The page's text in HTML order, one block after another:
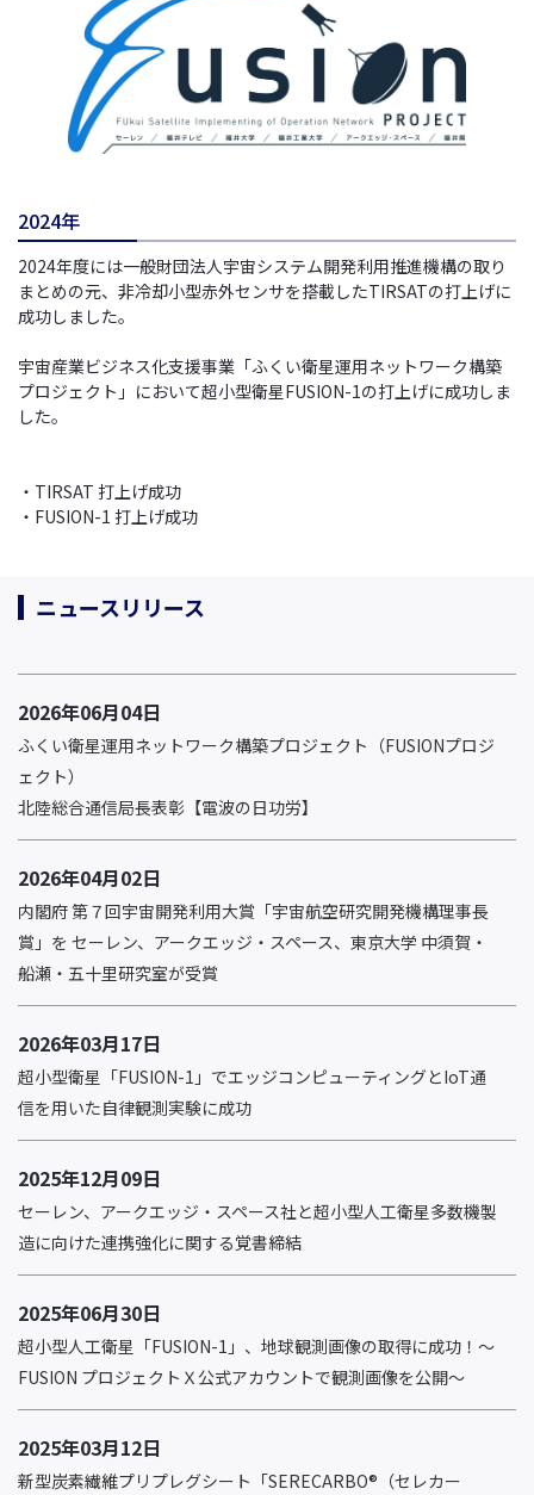
2024年
2024年度には一般財団法人宇宙システム開発利用推進機構の取り
まとめの元、非冷却小型赤外センサを搭載したTIRSATの打上げに
成功しました。
宇宙産業ビジネス化支援事業「ふくい衛星運用ネットワーク構築
プロジェクト」において超小型衛星FUSION-1の打上げに成功しま
した。
・TIRSAT 打上げ成功
・FUSION-1 打上げ成功
ニュースリリース
2026年06月04日
ふくい衛星運用ネットワーク構築プロジェクト（FUSIONプロジ
ェクト）
北陸総合通信局長表彰【電波の日功労】
2026年04月02日
内閣府 第７回宇宙開発利用大賞「宇宙航空研究開発機構理事長
賞」を セーレン、アークエッジ・スペース、東京大学 中須賀・
船瀬・五十里研究室が受賞
2026年03月17日
超小型衛星「FUSION-1」でエッジコンピューティングとIoT通
信を用いた自律観測実験に成功
2025年12月09日
セーレン、アークエッジ・スペース社と超小型人工衛星多数機製
造に向けた連携強化に関する覚書締結
2025年06月30日
超小型人工衛星「FUSION-1」、地球観測画像の取得に成功！～
FUSION プロジェクトＸ公式アカウントで観測画像を公開～
2025年03月12日
新型炭素繊維プリプレグシート「SERECARBO®（セレカー